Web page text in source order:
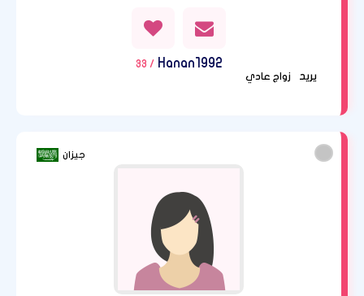
Hanan1992
/ 33
يريد
زواج عادي
جيزان